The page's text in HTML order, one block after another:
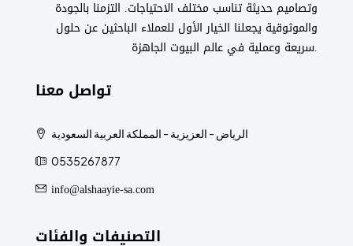
وتصاميم حديثة تناسب مختلف الاحتياجات. التزمنا بالجودة
والموثوقية يجعلنا الخيار الأول للعملاء الباحثين عن حلول
سريعة وعملية في عالم البيوت الجاهزة.
تواصل معنا
الرياض - العزيزية - المملكة العربية السعودية
0535267877
info@alshaayie-sa.com
التصنيفات والفئات